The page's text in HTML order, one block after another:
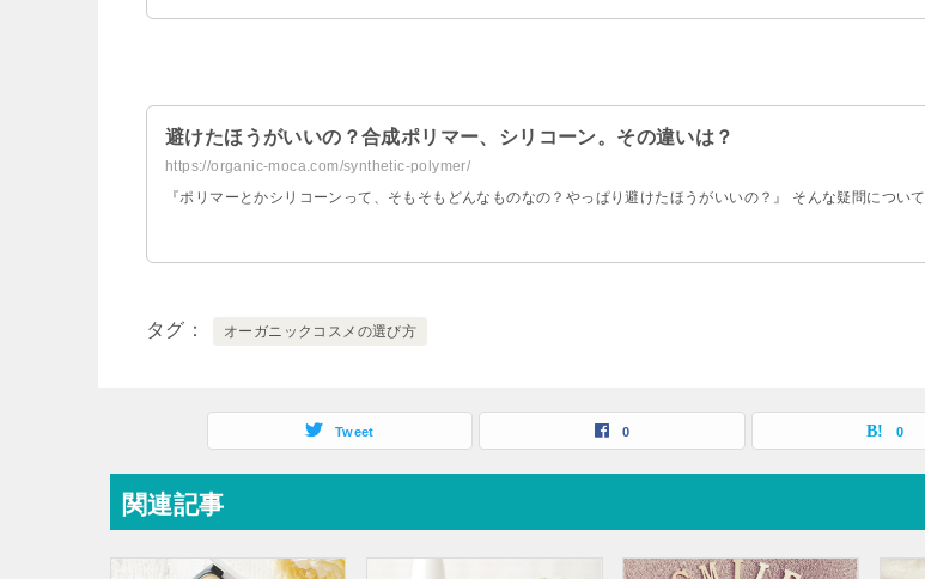
避けたほうがいいの？合成ポリマー、シリコーン。その違いは？
https://organic-moca.com/synthetic-polymer/
『ポリマーとかシリコーンって、そもそもどんなものなの？やっぱり避けたほうがいいの？』 そんな疑問について
タグ オーガニックコスメの選び方
Tweet 0 0
関連記事